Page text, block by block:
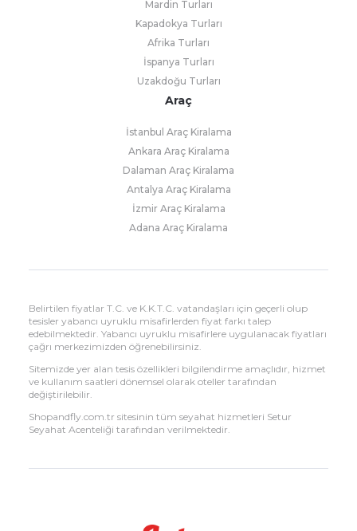
Mardin Turları
Kapadokya Turları
Afrika Turları
İspanya Turları
Uzakdoğu Turları
Araç
İstanbul Araç Kiralama
Ankara Araç Kiralama
Dalaman Araç Kiralama
Antalya Araç Kiralama
İzmir Araç Kiralama
Adana Araç Kiralama
Belirtilen fiyatlar T.C. ve K.K.T.C. vatandaşları için geçerli olup
tesisler yabancı uyruklu misafirlerden fiyat farkı talep
edebilmektedir. Yabancı uyruklu misafirlere uygulanacak fiyatları
çağrı merkezimizden öğrenebilirsiniz.
Sitemizde yer alan tesis özellikleri bilgilendirme amaçlıdır, hizmet
ve kullanım saatleri dönemsel olarak oteller tarafından
değiştirilebilir.
Shopandfly.com.tr sitesinin tüm seyahat hizmetleri Setur
Seyahat Acenteliği tarafından verilmektedir.